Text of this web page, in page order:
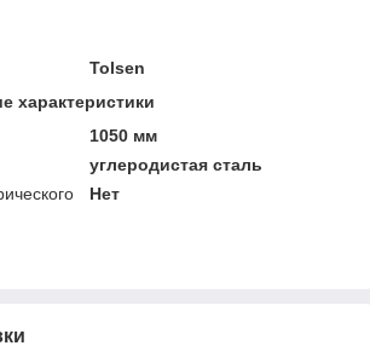
Tolsen
характеристики
1050 мм
углеродистая сталь
Нет